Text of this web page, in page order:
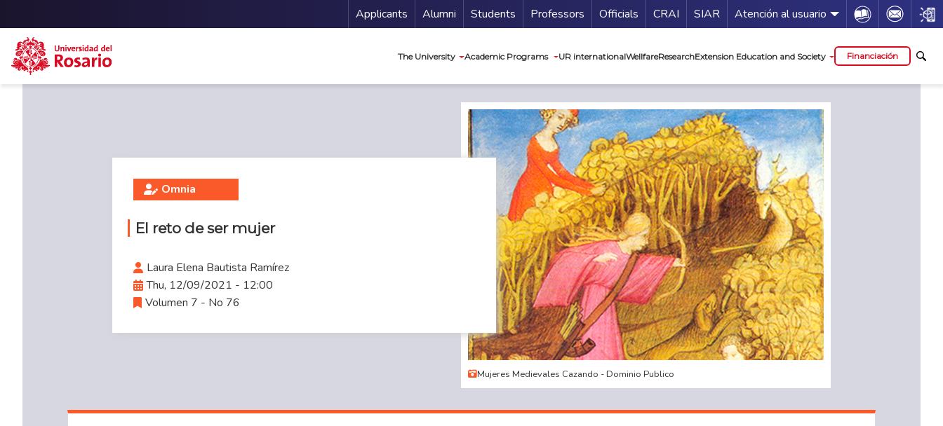
Menu Secundario
Applicants Alumni Students Professors Officials Guía de servicios
CRAI SIAR Atención al usuario Icon Icon Icon
The University Academic Programs UR internationalWellfareResearchExtension Education and Society Financiación
Omnia
El reto de ser mujer
Laura Elena Bautista Ramírez
Thu, 12/09/2021 - 12:00
Volumen 7 - No 76
Mujeres Medievales Cazando - Dominio Publico